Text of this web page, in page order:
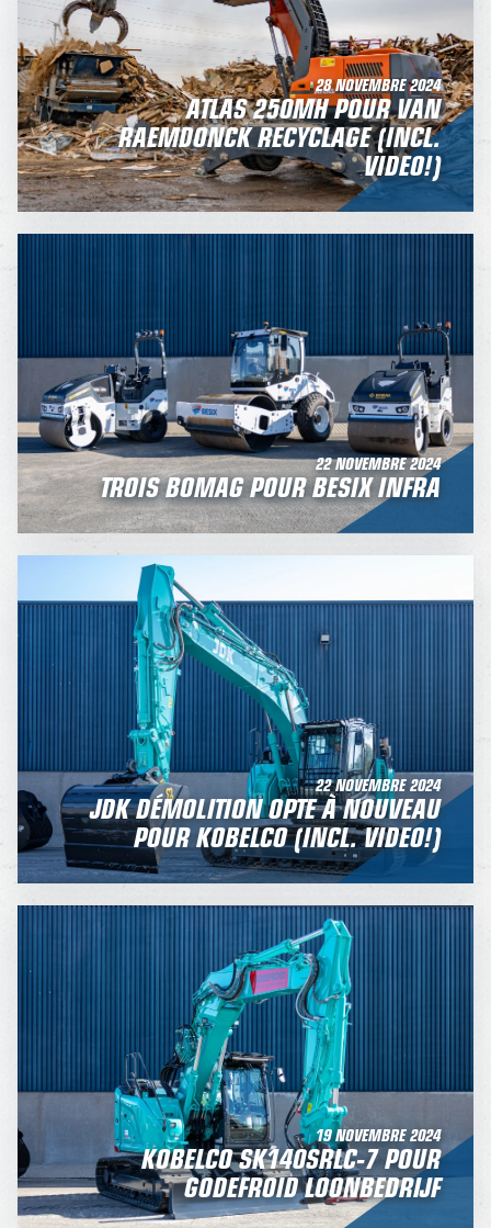
28 NOVEMBRE 2024
ATLAS 250MH POUR VAN
RAEMDONCK RECYCLAGE (INCL.
VIDEO!)
22 NOVEMBRE 2024
TROIS BOMAG POUR BESIX INFRA
22 NOVEMBRE 2024
JDK DÉMOLITION OPTE À NOUVEAU
POUR KOBELCO (INCL. VIDEO!)
19 NOVEMBRE 2024
KOBELCO SK140SRLC-7 POUR
GODEFROID LOONBEDRIJF